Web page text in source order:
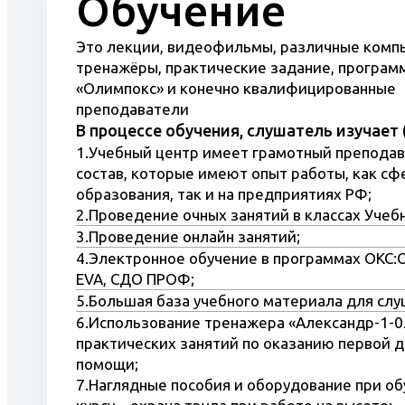
•Производит работы по покраске;
•Проводить работы по покраске с
также пользоваться
•Наносить рисунки различной
•Проводить минимальные
•Работать с вредными химическими
•Пользоваться противопожарным
•Оказывать первую помощь
Очень часто работа маляра связана, с
иметь 1 группу по охране труда при
Учебный центр Центр-плюс,
обучение по профессиональной
Записаться на курс, Вы можете по
Волгоград, улица Череповецкая 11/2
Обучение
Это лекции, видеофильмы, различные
тренажёры, практические задание,
«Олимпокс» и конечно квалифицированные
преподаватели
В процессе обучения, слушатель изучает
1.Учебный центр имеет грамотный
состав, которые имеют опыт работы, как
образования, так и на предприятиях РФ;
2.Проведение очных занятий в классах
3.Проведение онлайн занятий;
4.Электронное обучение в программах
EVA, СДО ПРОФ;
5.Большая база учебного материала для
6.Использование тренажера «Александр-1-
практических занятий по оказанию первой
помощи;
7.Наглядные пособия и оборудование при